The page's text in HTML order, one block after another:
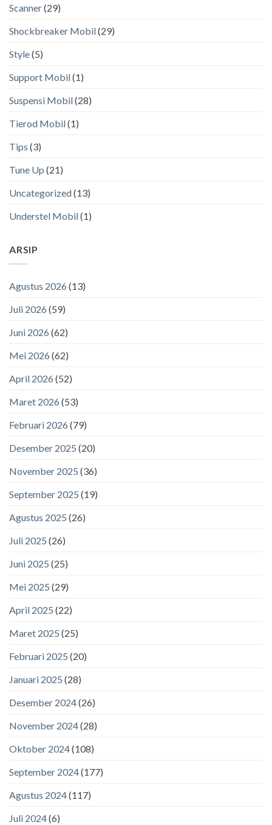
Scanner(29)
Shockbreaker Mobil(29)
Style(5)
Support Mobil(1)
Suspensi Mobil(28)
Tierod Mobil(1)
Tips (3)
Tune Up (21)
Uncategorized(13)
Understel Mobil(1)
ARSIP
Agustus 2026 (13)
Juli 2026 (59)
Juni 2026 (62)
Mei 2026 (62)
April 2026 (52)
Maret 2026 (53)
Februari 2026 (79)
Desember 2025 (20)
November 2025 (36)
September 2025 (19)
Agustus 2025 (26)
Juli 2025 (26)
Juni 2025 (25)
Mei 2025 (29)
April 2025 (22)
Maret 2025 (25)
Februari 2025 (20)
Januari 2025 (28)
Desember 2024(26)
November 2024(28)
Oktober 2024(108)
September 2024(177)
Agustus 2024(117)
Juli 2024(6)